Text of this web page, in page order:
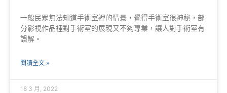
一般民眾無法知道手術室裡的情景，覺得手術室很神秘，部
分影視作品裡對手術室的展現又不夠專業，讓人對手術室有
誤解。
閱讀全文 »
18 3 月, 2022